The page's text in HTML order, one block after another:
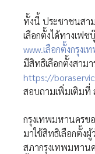
ทั้งนี้ ประชาชนสา
เลือกตั้งได้ทางเฟ
www.เลือกตั้งกรุงเ
มีสิทธิเลือกตั้งสาม
https://
สอบถามเพิ่มเติมที่
กรุงเทพมหานครข
มาใช้สิทธิเลือกตั้ง
สภากรุงเทพมหา